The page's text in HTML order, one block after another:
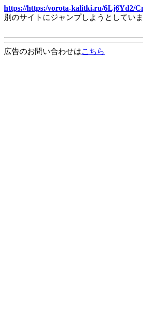
https://https:/vorota-kalitki.ru/6Lj6Yd2/
別のサイトにジャンプしようとしてい
広告のお問い合わせはこちら